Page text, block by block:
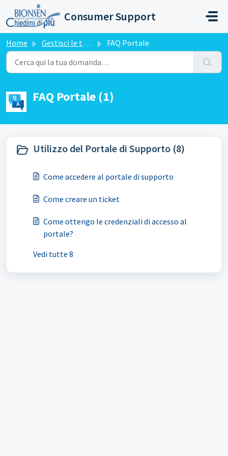
Salta al contenuto principale
Consumer Support
Home Gestisci le tue richieste FAQ Portale
FAQ Portale (1)
Utilizzo del Portale di Supporto (8)
Come accedere al portale di supporto
Come creare un ticket
Come ottengo le credenziali di accesso al
portale?
Vedi tutte 8